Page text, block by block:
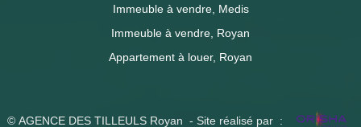
Immeuble à vendre, Medis
Immeuble à vendre, Royan
Appartement à louer, Royan
© AGENCE DES TILLEULS Royan - Site réalisé par :